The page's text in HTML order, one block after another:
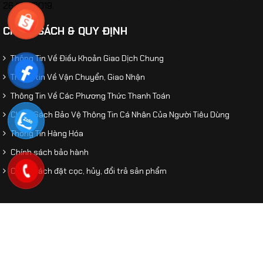
​Mô hình xe bọc thép chống bạo động Pit-Bull VX
Công An VN tỷ lệ 1:24
26/02/2019.
CHÍNH SÁCH & QUY ĐỊNH
Thông Tin Về Điều Khoản Giao Dịch Chung
Thông tin Về Vận Chuyển, Giao Nhận
Thông Tin Về Các Phương Thức Thanh Toán
Chính Sách Bảo Vệ Thông Tin Cá Nhân Của Người Tiêu Dùng
Thông Tin Hàng Hóa
Chính sách bảo hành
Chính sách đặt cọc, hủy, đổi trả sản phẩm